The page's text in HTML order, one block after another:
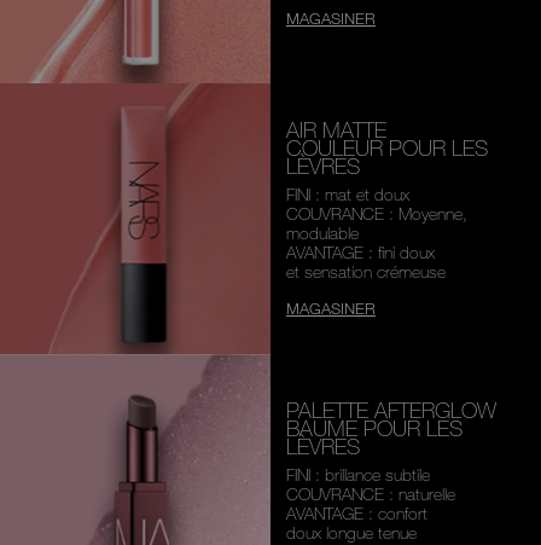
MAGASINER
AIR MATTE
COULEUR POUR LES
LÈVRES
FINI : mat et doux
COUVRANCE : Moyenne,
modulable
AVANTAGE : fini doux
et sensation crémeuse
MAGASINER
PALETTE AFTERGLOW
BAUME POUR LES
LÈVRES
FINI : brillance subtile
COUVRANCE : naturelle
AVANTAGE : confort
doux longue tenue